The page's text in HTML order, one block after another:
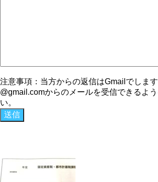
注意事項：当方からの返信はGmailでしま
@gmail.comからのメールを受信できるよ
い。